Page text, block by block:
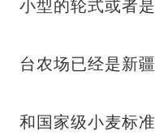
小型的轮式或者
台农场已经是新
和国家级小麦标